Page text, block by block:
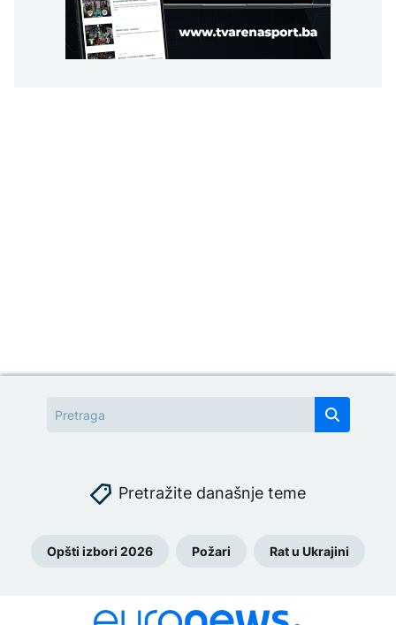
Pretražite današnje teme
Opšti izbori 2026 Požari Rat u Ukrajini